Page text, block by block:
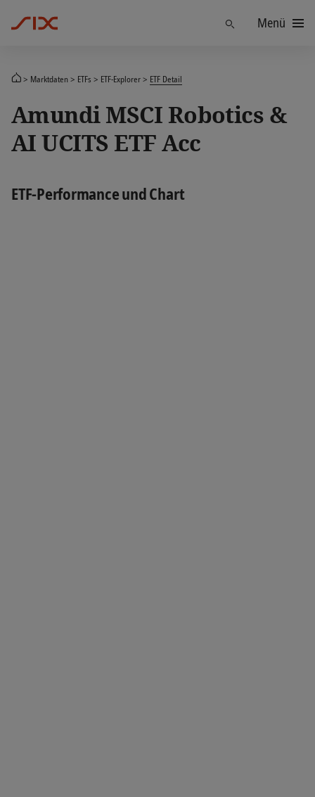
FindenMenü
Marktdaten ETFs ETF-Explorer ETF Detail
Amundi MSCI Robotics &
AI UCITS ETF Acc
ETF-Performance und Chart